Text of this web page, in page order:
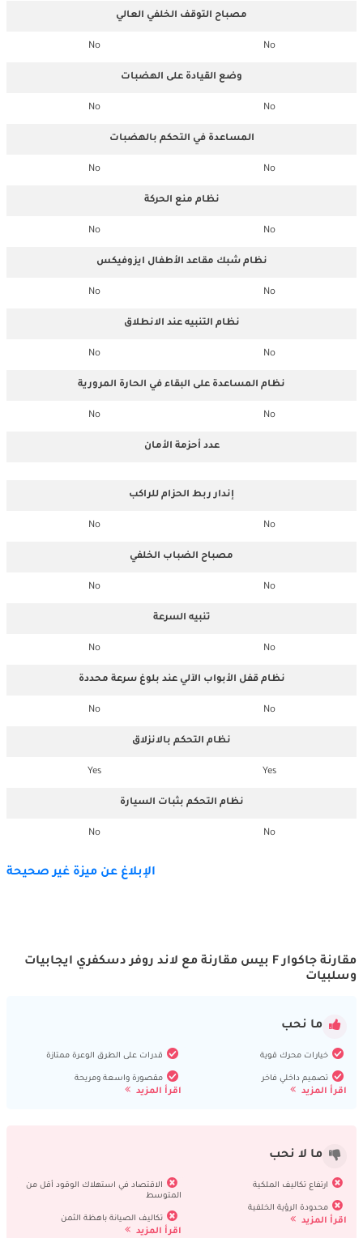
مصباح التوقف الخلفي العالي
No
No
وضع القيادة على الهضبات
No
No
المساعدة في التحكم بالهضبات
No
No
نظام منع الحركة
No
No
نظام شبك مقاعد الأطفال ايزوفيكس
No
No
نظام التنبيه عند الانطلاق
No
No
نظام المساعدة على البقاء في الحارة المرورية
No
No
عدد أحزمة الأمان
إندار ربط الحزام للراكب
No
No
مصباح الضباب الخلفي
No
No
تنبيه السرعة
No
No
نظام قفل الأبواب الآلي عند بلوغ سرعة محددة
No
No
نظام التحكم بالانزلاق
Yes
Yes
نظام التحكم بثبات السيارة
No
No
الإبلاغ عن ميزة غير صحيحة
مقارنة جاكوار F بيس مقارنة مع لاند روفر دسكفري ايجابيات
وسلبيات
ما نحب
خيارات محرك قوية
تصميم داخلي فاخر
اقرأ المزيد
قدرات على الطرق الوعرة ممتازة
مقصورة واسعة ومريحة
اقرأ المزيد
ما لا نحب
ارتفاع تكاليف الملكية
محدودة الرؤية الخلفية
اقرأ المزيد
الاقتصاد في استهلاك الوقود أقل من
المتوسط
تكاليف الصيانة باهظة الثمن
اقرأ المزيد